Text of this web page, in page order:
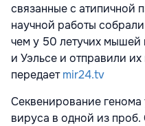
связанные с атипичной
научной работы
чем у 50 летучих
и Уэльсе и отправили
передаетmir24.tv
Секвенирование генома
вируса в одной из проб.